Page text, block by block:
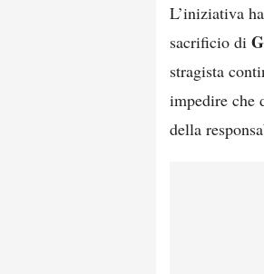
L’iniziativa
sacrificio di
stragista
impedire che
della